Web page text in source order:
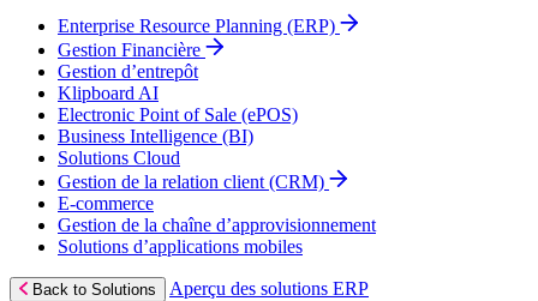
Enterprise Resource Planning (ERP)
Gestion Financière
Gestion d’entrepôt
Klipboard AI
Electronic Point of Sale (ePOS)
Business Intelligence (BI)
Solutions Cloud
Gestion de la relation client (CRM)
E‑commerce
Gestion de la chaîne d’approvisionnement
Solutions d’applications mobiles
Back to Solutions
Aperçu des solutions ERP